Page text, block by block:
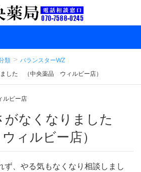
類
バランスターWZ
した （中央薬品 ウィルビー店）
ルビー店
ィルビー店）
ず、やる気もなくなり相談しまし